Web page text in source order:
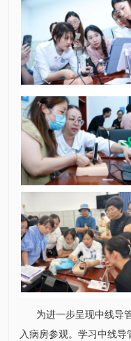
为进一步呈现中线导
入病房参观。学习中线